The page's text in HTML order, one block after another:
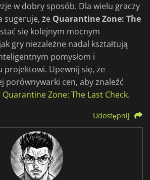
w dobry sposób. Dla wielu graczy
sugeruje, że Quarantine Zone: The
się kolejnym mocnym
gry niezależne nadal kształtują
pomysłom i
projektowi. Upewnij się, że
porównywarki cen, aby znaleźć
Zone: The Last Check.
Udostępnij